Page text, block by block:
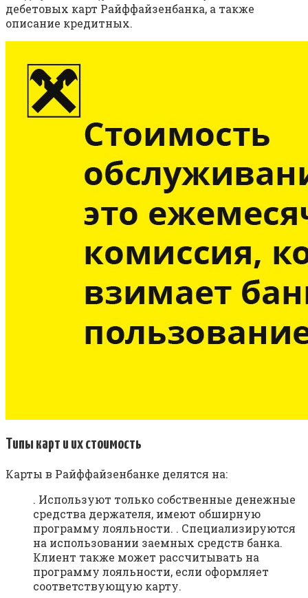
дебетовых карт Райффайзенбанка, а также
описание кредитных.
Типы карт и их стоимость
Карты в Райффайзенбанке делятся на:
. Используют только собственные денежные
средства держателя, имеют обширную
программу лояльности. . Специализируются
на использовании заемных средств банка.
Клиент также может рассчитывать на
программу лояльности, если оформляет
соответствующую карту.